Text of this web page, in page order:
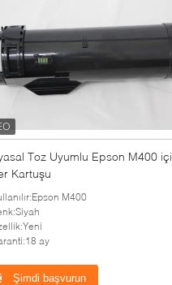
Toz Uyumlu Epson M400
Kartuşu
M400
ay
Şimdi başvurun